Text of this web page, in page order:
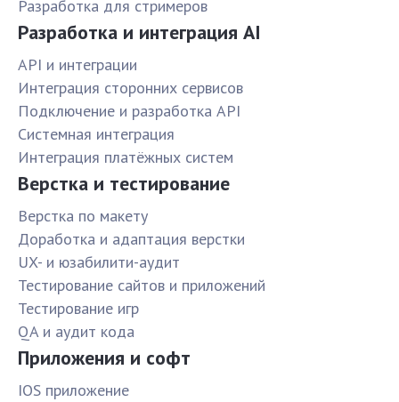
Разработка для стримеров
Разработка и интеграция AI
API и интеграции
Интеграция сторонних сервисов
Подключение и разработка API
Системная интеграция
Интеграция платёжных систем
Верстка и тестирование
Верстка по макету
Доработка и адаптация верстки
UX- и юзабилити-аудит
Тестирование сайтов и приложений
Тестирование игр
QA и аудит кода
Приложения и софт
IOS приложение